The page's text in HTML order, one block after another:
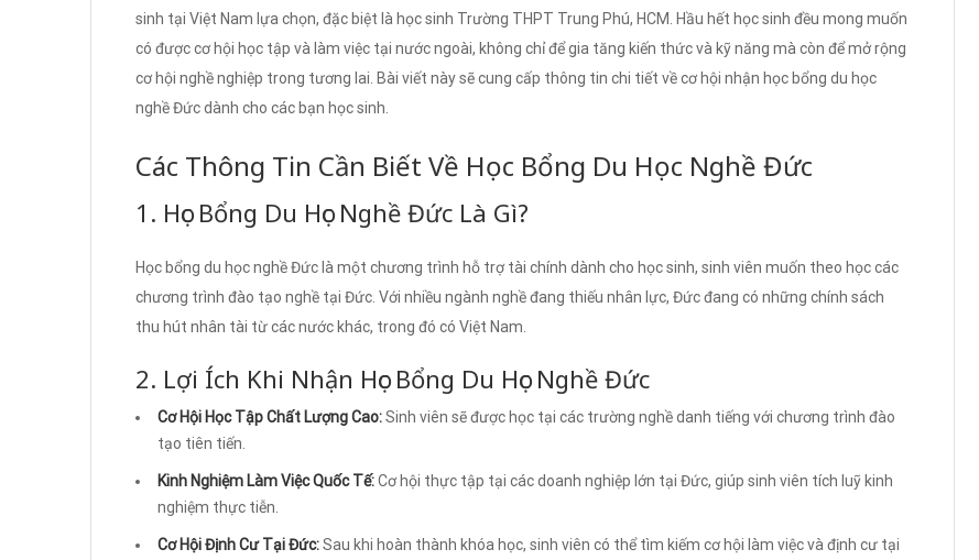
sinh tại Việt Nam lựa chọn, đặc biệt là học sinh Trường THPT Trung Phú, HCM. Hầu hết học sinh đều mong muốn
có được cơ hội học tập và làm việc tại nước ngoài, không chỉ để gia tăng kiến thức và kỹ năng mà còn để mở rộng
cơ hội nghề nghiệp trong tương lai. Bài viết này sẽ cung cấp thông tin chi tiết về cơ hội nhận học bổng du học
nghề Đức dành cho các bạn học sinh.
Các Thông Tin Cần Biết Về Học Bổng Du Học Nghề Đức
1. Học Bổng Du Học Nghề Đức Là Gì?
Học bổng du học nghề Đức là một chương trình hỗ trợ tài chính dành cho học sinh, sinh viên muốn theo học các
chương trình đào tạo nghề tại Đức. Với nhiều ngành nghề đang thiếu nhân lực, Đức đang có những chính sách
thu hút nhân tài từ các nước khác, trong đó có Việt Nam.
2. Lợi Ích Khi Nhận Học Bổng Du Học Nghề Đức
Cơ Hội Học Tập Chất Lượng Cao:Sinh viên sẽ được học tại các trường nghề danh tiếng với chương trình đào
tạo tiên tiến.
Kinh Nghiệm Làm Việc Quốc Tế:Cơ hội thực tập tại các doanh nghiệp lớn tại Đức, giúp sinh viên tích luỹ kinh
nghiệm thực tiễn.
Cơ Hội Định Cư Tại Đức:Sau khi hoàn thành khóa học, sinh viên có thể tìm kiếm cơ hội làm việc và định cư tại